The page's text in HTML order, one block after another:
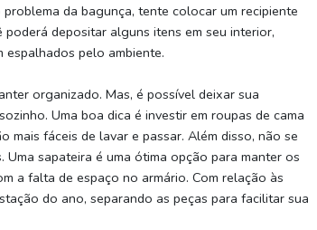
da bagunça, tente colocar um recipiente
depositar alguns itens em seu interior,
espalhados pelo ambiente.
organizado. Mas, é possível deixar sua
Uma boa dica é investir em roupas de cama
mais fáceis de lavar e passar. Além disso, não se
sapateira é uma ótima opção para manter os
a falta de espaço no armário. Com relação às
do ano, separando as peças para facilitar sua